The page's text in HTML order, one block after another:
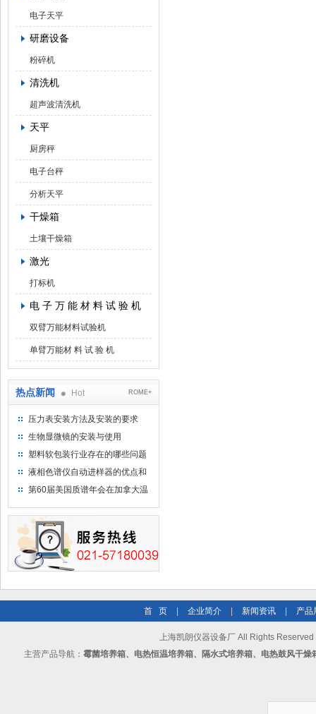
电子天平
研磨设备
粉碎机
清洗机
超声波清洗机
天平
厨房秤
电子台秤
分析天平
干燥箱
土壤干燥箱
激光
打标机
电 子 万 能 材 料 试 验 机
双臂万能材料试验机
单臂万能材 料 试 验 机
热点新闻 Hot ROME+
压力表安装方法及安装的要求
生物显微镜的安装与使用
塑料软包装行业存在的哪些问题
液相色谱仪自动进样器的优点和
维护
第60届美国质谱年会在加拿大温
首 页 企业简介 新闻资讯 产品
上海凯朗仪器设备厂 All Rights Reserved
主营产品导航： 霉菌培养箱、电热恒温培养箱、隔水式培养箱、电热鼓风干